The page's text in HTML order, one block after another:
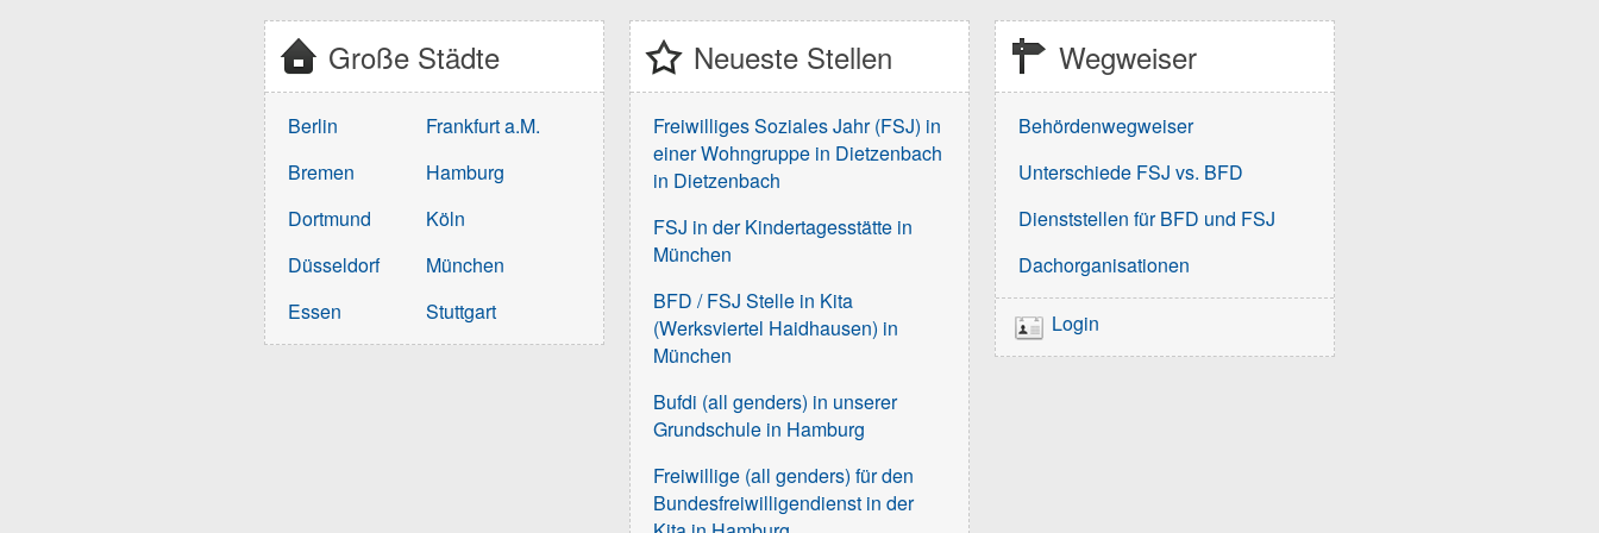
Große Städte
Berlin
Bremen
Dortmund
Düsseldorf
Essen
Frankfurt a.M.
Hamburg
Köln
München
Stuttgart
Neueste Stellen
Freiwilliges Soziales Jahr (FSJ) in
einer Wohngruppe in Dietzenbach
in Dietzenbach
FSJ in der Kindertagesstätte in
München
BFD / FSJ Stelle in Kita
(Werksviertel Haidhausen) in
München
Bufdi (all genders) in unserer
Grundschule in Hamburg
Freiwillige (all genders) für den
Bundesfreiwilligendienst in der
Wegweiser
Behördenwegweiser
Unterschiede FSJ vs. BFD
Dienststellen für BFD und FSJ
Dachorganisationen
Login